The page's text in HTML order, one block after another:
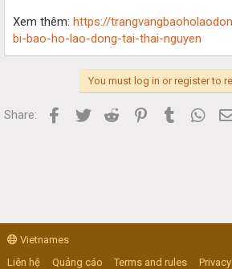
Xem thêm: https://
bi-bao-ho-lao-dong-tai-thai-nguyen
You must log in or register to
Share: Facebook
Twitter Reddit PinterestTumblr
Vietnames
Liên hệ
Quảng cáo Terms and rules